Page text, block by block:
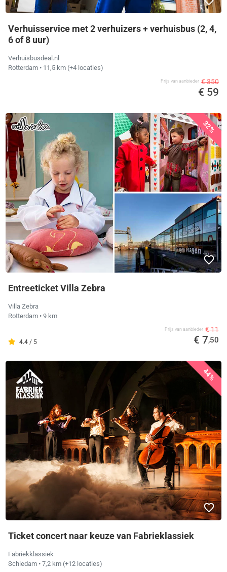
Verhuisservice met 2 verhuizers + verhuisbus (2, 4,
6 of 8 uur)
Verhuisbusdeal.nl
Rotterdam • 11,5 km (+4 locaties)
Prijs van aanbieder € 350
€ 59
32%
Entreeticket Villa Zebra
Villa Zebra
Rotterdam • 9 km
4.4 / 5
Prijs van aanbieder € 11
€ 7,50
44%
Ticket concert naar keuze van Fabrieklassiek
Fabriekklassiek
Schiedam • 7,2 km (+12 locaties)